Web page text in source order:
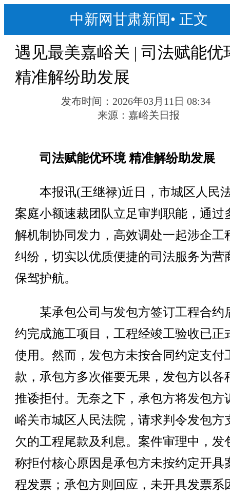
中新网甘肃新闻• 正文
遇见最美嘉峪关 | 司法赋能优
精准解纷助发展
发布时间： 2026年03月11日 08:34
来源： 嘉峪关日报
司法赋能优环境 精准解纷助发展
本报讯(王继禄)近日，市城区人民
案庭小额速裁团队立足审判职能，通过
解机制协同发力，高效调处一起涉企工
纠纷，切实以优质便捷的司法服务为营
保驾护航。
某承包公司与发包方签订工程合约
约完成施工项目，工程经竣工验收已正
使用。然而，发包方未按合同约定支付
款，承包方多次催要无果，发包方以各
推诿拒付。无奈之下，承包方将发包方
峪关市城区人民法院，请求判令发包方
欠的工程尾款及利息。案件审理中，发
称拒付核心原因是承包方未按约定开具
程发票；承包方则回应，未开具发票系